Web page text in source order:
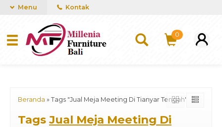
mUCn7CwGawCVTvwq7a99f4AgACOVgZvYEW65FFSDBf0
Menu Kontak
0
Beranda » Tags "Jual Meja Meeting Di Tianyar Tengah"
Tags Jual Meja Meeting Di